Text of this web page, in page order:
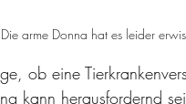
Die arme Donna hat es leider
ob eine
kann herausfordernd